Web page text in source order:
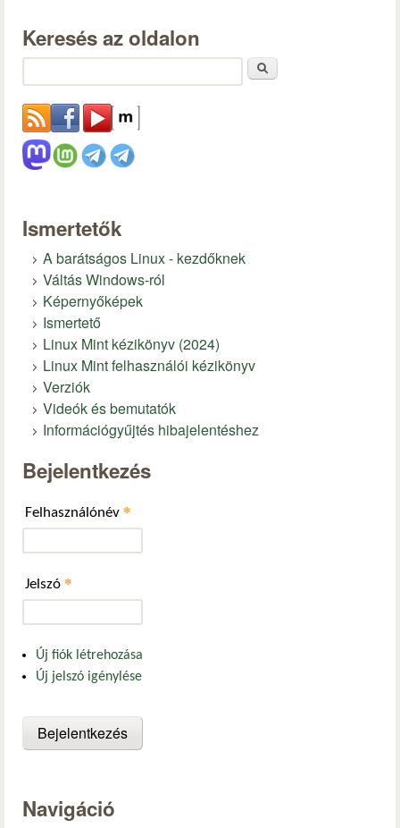
Keresés az oldalon
Ismertetők
A barátságos Linux - kezdőknek
Váltás Windows-ról
Képernyőképek
Ismertető
Linux Mint kézikönyv (2024)
Linux Mint felhasználói kézikönyv
Verziók
Videók és bemutatók
Információgyűjtés hibajelentéshez
Bejelentkezés
Felhasználónév *
Jelszó *
Új fiók létrehozása
Új jelszó igénylése
Navigáció